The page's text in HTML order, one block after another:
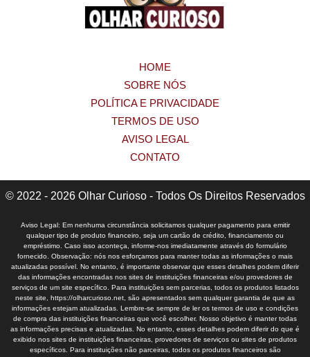
HOME
SOBRE NÓS
POLÍTICA E PRIVACIDADE
TERMOS DE USO
AVISO LEGAL
CONTATO
© 2022 - 2026 Olhar Curioso - Todos Os Direitos Reservados
Aviso Legal: Em nenhuma circunstância solicitamos qualquer pagamento para emitir
qualquer tipo de produto financeiro, seja um cartão de crédito, financiamento ou
empréstimo. Caso isso aconteça, informe-nos imediatamente através do formulário
fornecido. Observação: nós nos esforçamos para manter todas as informações o mais
atualizadas possível. No entanto, é importante observar que esses detalhes podem diferir
das informações encontradas nos sites de instituições financeiras e/ou provedores de
serviços de um site específico. Para instituições sem parcerias, todos os produtos listados
neste site, https://olharcurioso.net, são apresentados sem qualquer garantia de que as
informações estejam atualizadas. Lembre-se sempre de ler os termos de uso e condições
de compra das instituições financeiras que você escolher. Nosso objetivo é manter todas
as informações precisas e atualizadas. No entanto, esses detalhes podem diferir do que é
exibido nos sites de instituições financeiras, provedores de serviços ou sites de produtos
específicos. Para instituições não parceiras, todos os produtos financeiros são